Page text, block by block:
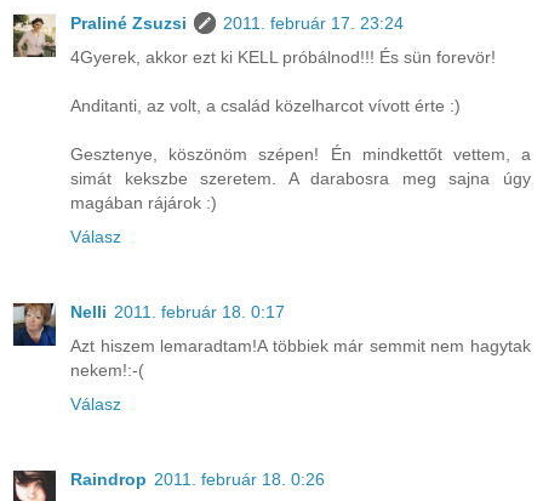
Praliné Zsuzsi
2011. február 17. 23:24
4Gyerek, akkor ezt ki KELL próbálnod!!! És sün forevör!
Anditanti, az volt, a család közelharcot vívott érte :)
Gesztenye, köszönöm szépen! Én mindkettőt vettem, a
simát kekszbe szeretem. A darabosra meg sajna úgy
magában rájárok :)
Válasz
Nelli 2011. február 18. 0:17
Azt hiszem lemaradtam!A többiek már semmit nem hagytak
nekem!:-(
Válasz
Raindrop 2011. február 18. 0:26